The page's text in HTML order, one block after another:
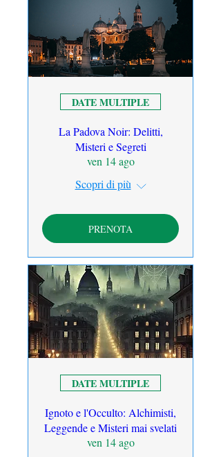
DATE MULTIPLE
La Padova Noir: Delitti,
Misteri e Segreti
ven 14 ago
Scopri di più
PRENOTA
DATE MULTIPLE
Ignoto e l'Occulto: Alchimisti,
Leggende e Misteri mai svelati
ven 14 ago